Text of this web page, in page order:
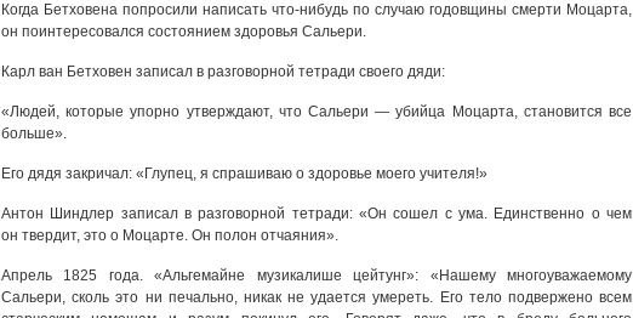
Когда Бетховена попросили написать что-нибудь по случаю годовщины смерти Моцарта,
он поинтересовался состоянием здоровья Сальери.
Карл ван Бетховен записал в разговорной тетради своего дяди:
«Людей, которые упорно утверждают, что Сальери — убийца Моцарта, становится все
больше».
Его дядя закричал: «Глупец, я спрашиваю о здоровье моего учителя!»
Антон Шиндлер записал в разговорной тетради: «Он сошел с ума. Единственно о чем
он твердит, это о Моцарте. Он полон отчаяния».
Апрель 1825 года. «Альгемайне музикалише цейтунг»: «Нашему многоуважаемому
Сальери, сколь это ни печально, никак не удается умереть. Его тело подвержено всем